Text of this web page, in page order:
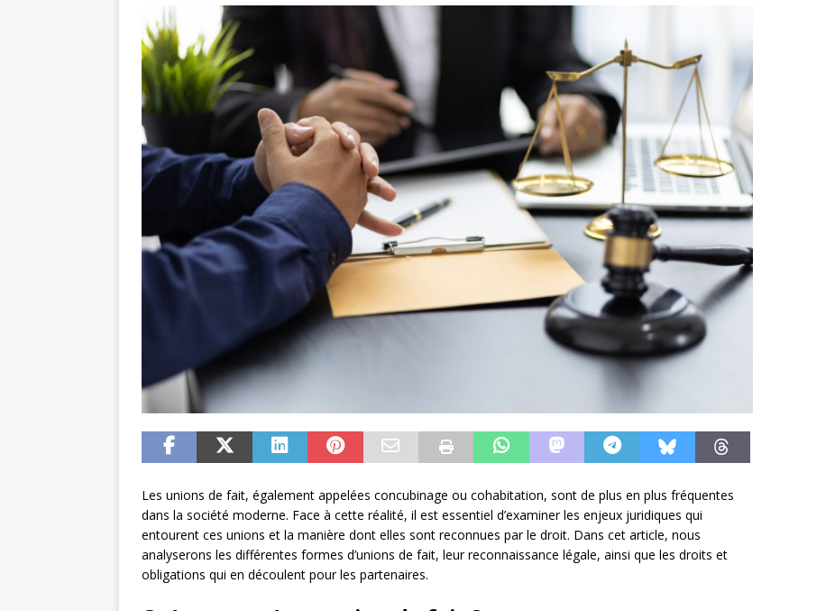
Les unions de fait, également appelées concubinage ou cohabitation, sont de plus en plus fréquentes
dans la société moderne. Face à cette réalité, il est essentiel d’examiner les enjeux juridiques qui
entourent ces unions et la manière dont elles sont reconnues par le droit. Dans cet article, nous
analyserons les différentes formes d’unions de fait, leur reconnaissance légale, ainsi que les droits et
obligations qui en découlent pour les partenaires.